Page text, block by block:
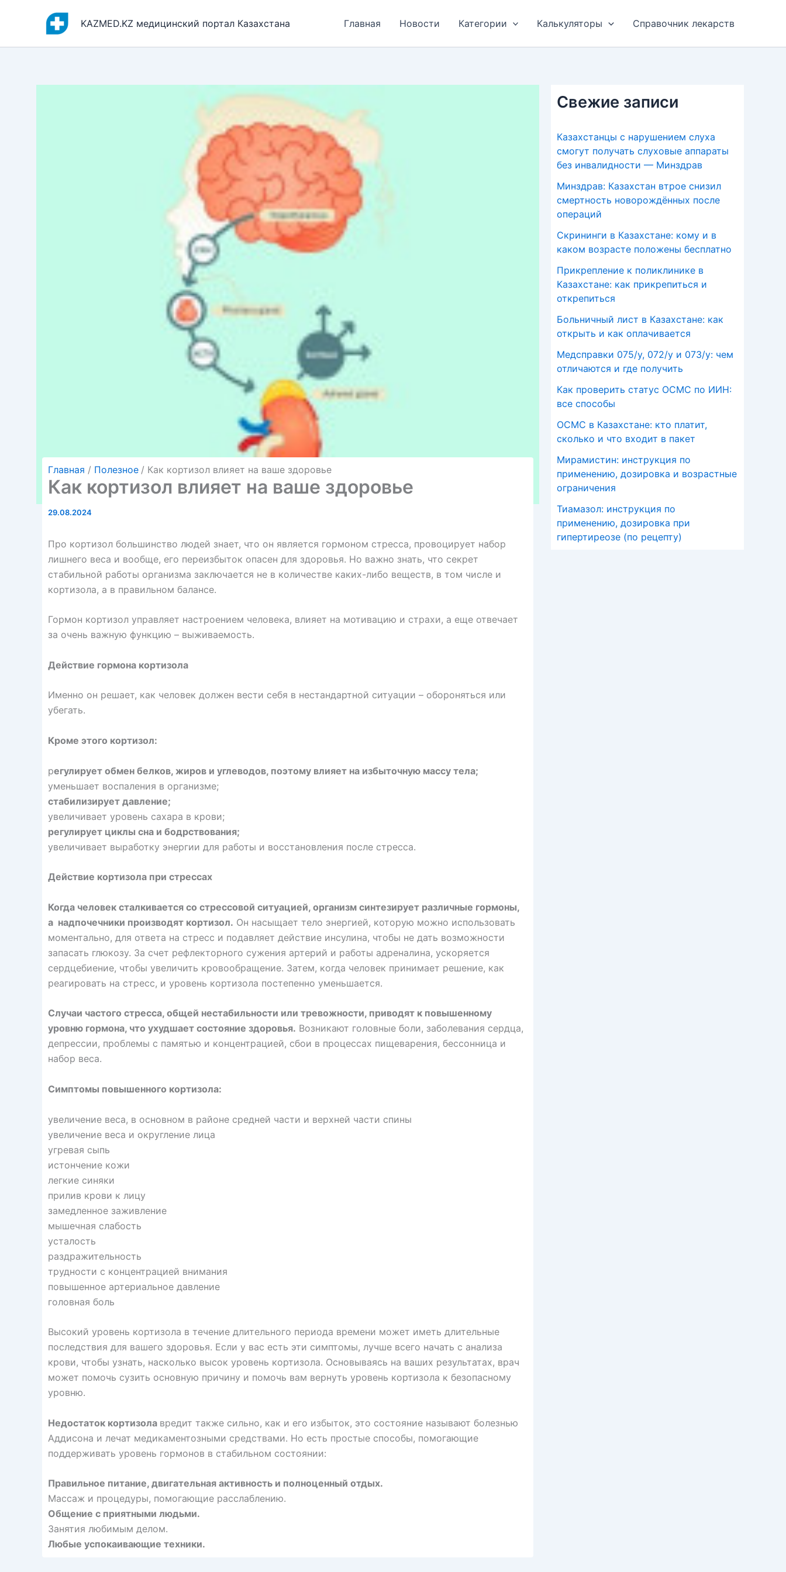
содержимому
KAZMED.KZ медицинский портал Казахстана Главная Новости Категории Калькуляторы Справочник лекарств
Главная Полезное Как кортизол влияет на ваше здоровье
Как кортизол влияет на ваше здоровье
29.08.2024
Про кортизол большинство людей знает, что он является гормоном стресса, провоцирует набор
лишнего веса и вообще, его переизбыток опасен для здоровья. Но важно знать, что секрет
стабильной работы организма заключается не в количестве каких-либо веществ, в том числе и
кортизола, а в правильном балансе.
Гормон кортизол управляет настроением человека, влияет на мотивацию и страхи, а еще отвечает
за очень важную функцию – выживаемость.
Действие гормона кортизола
Именно он решает, как человек должен вести себя в нестандартной ситуации – обороняться или
убегать.
Кроме этого кортизол:
регулирует обмен белков, жиров и углеводов, поэтому влияет на избыточную массу тела;
уменьшает воспаления в организме;
стабилизирует давление;
увеличивает уровень сахара в крови;
регулирует циклы сна и бодрствования;
увеличивает выработку энергии для работы и восстановления после стресса.
Действие кортизола при стрессах
Когда человек сталкивается со стрессовой ситуацией, организм синтезирует различные гормоны,
а надпочечники производят кортизол. Он насыщает тело энергией, которую можно использовать
моментально, для ответа на стресс и подавляет действие инсулина, чтобы не дать возможности
запасать глюкозу. За счет рефлекторного сужения артерий и работы адреналина, ускоряется
сердцебиение, чтобы увеличить кровообращение. Затем, когда человек принимает решение, как
реагировать на стресс, и уровень кортизола постепенно уменьшается.
Случаи частого стресса, общей нестабильности или тревожности, приводят к повышенному
уровню гормона, что ухудшает состояние здоровья. Возникают головные боли, заболевания сердца,
депрессии, проблемы с памятью и концентрацией, сбои в процессах пищеварения, бессонница и
набор веса.
Симптомы повышенного кортизола:
увеличение веса, в основном в районе средней части и верхней части спины
увеличение веса и округление лица
угревая сыпь
истончение кожи
легкие синяки
прилив крови к лицу
замедленное заживление
мышечная слабость
усталость
раздражительность
трудности с концентрацией внимания
повышенное артериальное давление
головная боль
Высокий уровень кортизола в течение длительного периода времени может иметь длительные
последствия для вашего здоровья. Если у вас есть эти симптомы, лучше всего начать с анализа
крови, чтобы узнать, насколько высок уровень кортизола. Основываясь на ваших результатах, врач
может помочь сузить основную причину и помочь вам вернуть уровень кортизола к безопасному
уровню.
Недостаток кортизола вредит также сильно, как и его избыток, это состояние называют болезнью
Аддисона и лечат медикаментозными средствами. Но есть простые способы, помогающие
поддерживать уровень гормонов в стабильном состоянии:
Правильное питание, двигательная активность и полноценный отдых.
Массаж и процедуры, помогающие расслаблению.
Общение с приятными людьми.
Занятия любимым делом.
Любые успокаивающие техники.
Свежие записи
Казахстанцы с нарушением слуха
смогут получать слуховые аппараты
без инвалидности — Минздрав
Минздрав: Казахстан втрое снизил
смертность новорождённых после
операций
Скрининги в Казахстане: кому и в
каком возрасте положены бесплатно
Прикрепление к поликлинике в
Казахстане: как прикрепиться и
открепиться
Больничный лист в Казахстане: как
открыть и как оплачивается
Медсправки 075/у, 072/у и 073/у: чем
отличаются и где получить
Как проверить статус ОСМС по ИИН:
все способы
ОСМС в Казахстане: кто платит,
сколько и что входит в пакет
Мирамистин: инструкция по
применению, дозировка и возрастные
ограничения
Тиамазол: инструкция по
применению, дозировка при
гипертиреозе (по рецепту)